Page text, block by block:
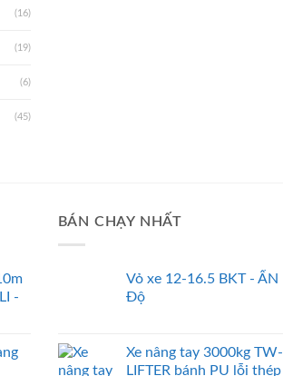
(16)
(19)
(6)
(45)
-
BÁN CHẠY NHẤT
Vỏ xe 12-16.5 BKT - ẤN
Độ
Xe nâng tay 3000kg TW-
LIFTER bánh PU lỗi thép